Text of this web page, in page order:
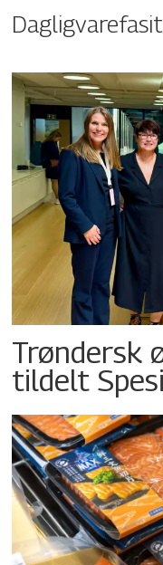
Trøndersk
tildelt